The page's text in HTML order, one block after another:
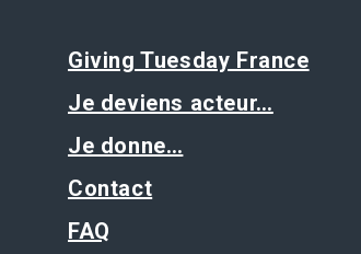
Giving Tuesday France
Je deviens acteur…
Je donne…
Contact
FAQ